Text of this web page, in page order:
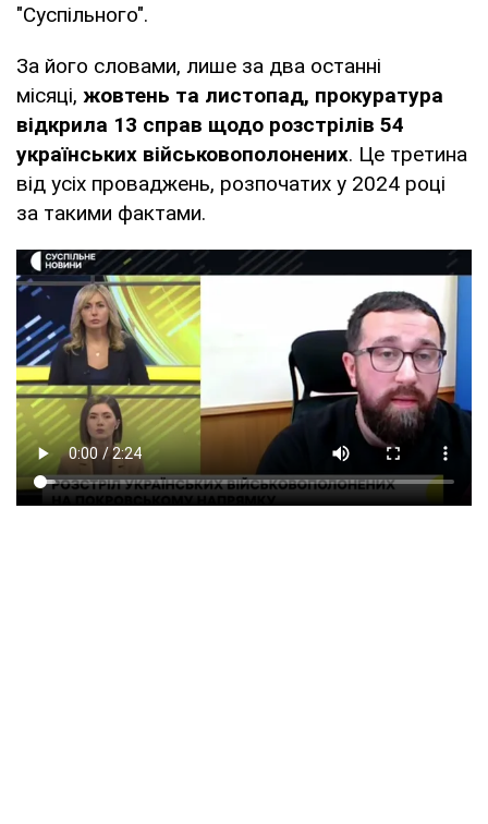
"Суспільного".
За його словами, лише за два останні
місяці, жовтень та листопад, прокуратура
відкрила 13 справ щодо розстрілів 54
українських військовополонених. Це третина
від усіх проваджень, розпочатих у 2024 році
за такими фактами.